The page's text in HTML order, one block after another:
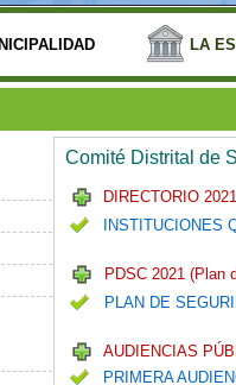
LA
Comité Distrital de
DIRECTORIO
INSTITUCIONES
PDSC 2021 (Plan
PLAN DE
AUDIENCIAS
PRIMERA